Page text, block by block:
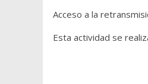
Acceso a la
Esta actividad se